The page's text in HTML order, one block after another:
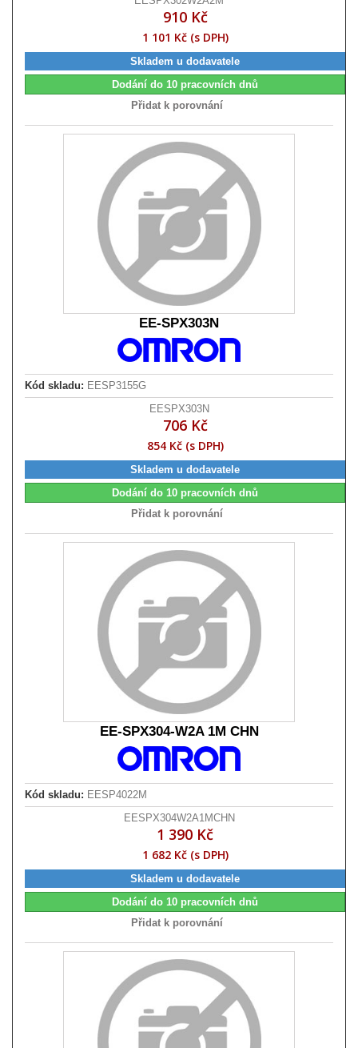
910 Kč
1 101 Kč (s DPH)
Skladem u dodavatele
Dodání do 10 pracovních dnů
Přidat k porovnání
EE-SPX303N
Kód skladu: EESP3155G
EESPX303N
706 Kč
854 Kč (s DPH)
Skladem u dodavatele
Dodání do 10 pracovních dnů
Přidat k porovnání
EE-SPX304-W2A 1M CHN
Kód skladu: EESP4022M
EESPX304W2A1MCHN
1 390 Kč
1 682 Kč (s DPH)
Skladem u dodavatele
Dodání do 10 pracovních dnů
Přidat k porovnání